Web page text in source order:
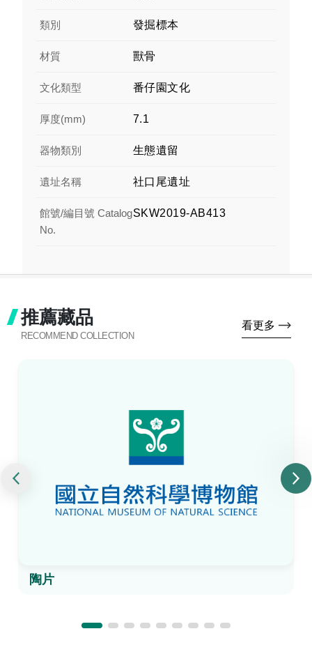
類別 發掘標本
材質 獸骨
文化類型 番仔園文化
厚度(mm) 7.1
器物類別 生態遺留
遺址名稱 社口尾遺址
館號/編目號 Catalog
No.
SKW2019-AB413
推薦藏品
RECOMMEND COLLECTION
看更多
陶片